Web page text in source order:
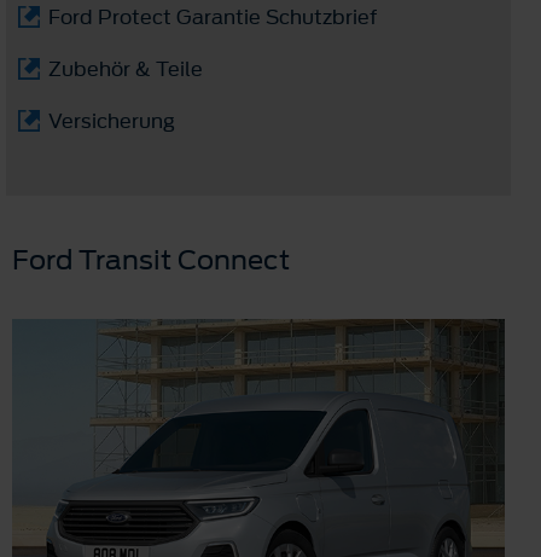
Ford Protect Garantie Schutzbrief
Zubehör & Teile
Versicherung
Ford Transit Connect